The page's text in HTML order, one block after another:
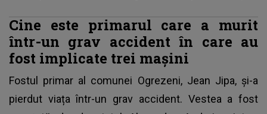
Cine este primarul care a murit
într-un grav accident în care au
fost implicate trei mașini
Fostul primar al comunei Ogrezeni, Jean Jipa, și-a
pierdut viața într-un grav accident. Vestea a fost